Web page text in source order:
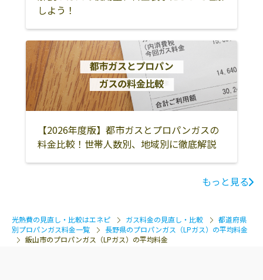
小県郡青木村
北佐久郡軽井沢
北佐久郡立科町
南佐久郡佐久穂
町
南佐久郡小海町
南佐久郡川上村 南佐久郡南牧村
南佐久郡南相木
村
諏訪郡原村
上伊那郡南箕輪
村
上伊那郡中川村 上伊那郡宮田村
しよう！
【2026年度版】都市ガスとプロパンガスの
料金比較！世帯人数別、地域別に徹底解説
もっと見る
光熱費の見直し・比較はエネピ ガス料金の見直し・比較
都道府県
別プロパンガス料金一覧
長野県のプロパンガス（LPガス）の平均料金
飯山市のプロパンガス（LPガス）の平均料金